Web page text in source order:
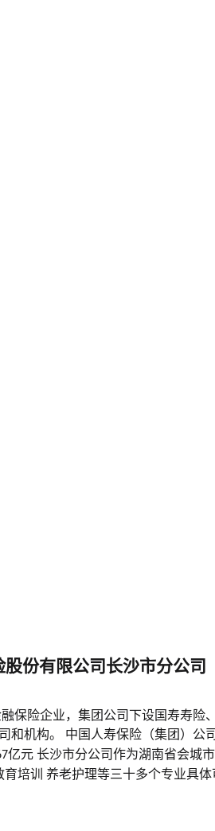
份有限公司长沙市分公司
保险企业，集团公司下设国寿寿
和机构。 中国人寿保险（集团）公
亿元 长沙市分公司作为湖南省会城
育培训 养老护理等三十多个专业具体